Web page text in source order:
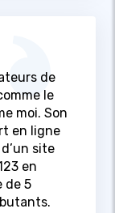
de
le
moi. Son
en ligne
site
en
de 5